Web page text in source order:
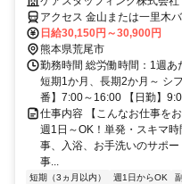
アクセス 金山または一里木
日給30,150円～30,900円
熊本県荒尾市
勤務時間 総労働時間：1週
短期1か月、長期2か月～ シ
番】7:00～16:00 【日勤】
仕事内容 【こんなお仕事を
週1日～OK！単発・スキマ
事、入浴、お手洗いのサポ
事...
短期（3ヵ月以内） 週1日からOK